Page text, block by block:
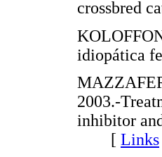
crossbred
idiopática
2003.-
inhibitor
[ Links